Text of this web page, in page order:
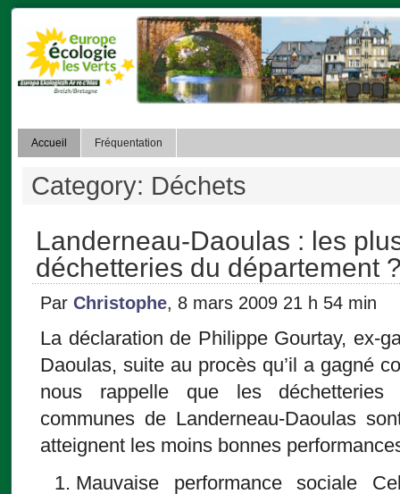
Accueil Fréquentation
Category: Déchets
Landerneau-Daoulas : les
déchetteries du département
Par Christophe, 8 mars 2009 21 h 54 min
La déclaration de Philippe Gourtay, ex-
Daoulas, suite au procès qu’il a gagné
nous rappelle que les
communes de Landerneau-Daoulas
atteignent les moins bonnes
Mauvaise performance sociale